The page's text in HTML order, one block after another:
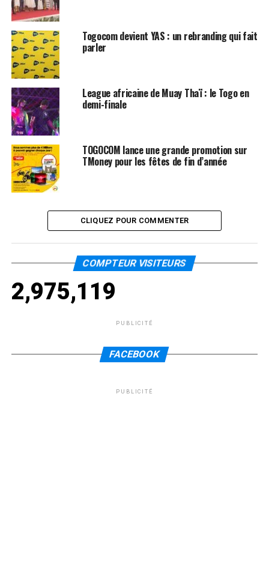
Togocom devient YAS : un rebranding qui fait
parler
League africaine de Muay Thaï : le Togo en
demi-finale
TOGOCOM lance une grande promotion sur
TMoney pour les fêtes de fin d’année
CLIQUEZ POUR COMMENTER
COMPTEUR VISITEURS
2,975,119
PUBLICITÉ
FACEBOOK
PUBLICITÉ